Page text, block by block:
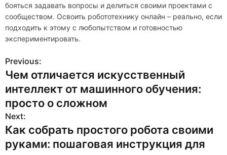
бояться задавать вопросы и делиться своими проектами с
сообществом. Освоить робототехнику онлайн – реально, если
подходить к этому с любопытством и готовностью
экспериментировать.
Н
а
в
и
г
Previous:
Чем отличается искусственный
интеллект от машинного обучения:
просто о сложном
Next:
Как собрать простого робота своими
руками: пошаговая инструкция для